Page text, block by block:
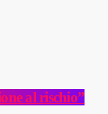
al rischio”